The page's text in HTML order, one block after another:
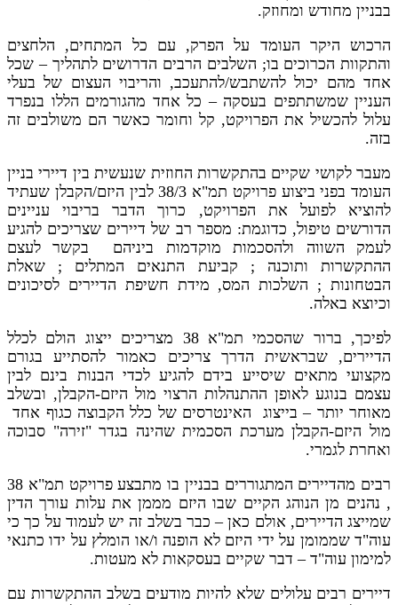
בבניין מחודש ומחוזק.
הרכוש היקר העומד על הפרק, עם כל המתחים, הלחצים
והתקוות הכרוכים בו; השלבים הרבים הדרושים לתהליך – שכל
אחד מהם יכול להשתבש/להתעכב, והריבוי העצום של בעלי
העניין שמשתתפים בעסקה – כל אחד מהגורמים הללו בנפרד
עלול להכשיל את הפרויקט, קל וחומר כאשר הם משולבים זה
בזה.
מעבר לקושי שקיים בהתקשרות החוזית שנעשית בין דיירי בניין
העומד בפני ביצוע פרויקט תמ"א 38/3 לבין היזם/הקבלן שעתיד
להוציא לפועל את הפרויקט, כרוך הדבר בריבוי עניינים
הדורשים טיפול, כדוגמת: מספר רב של דיירים שצריכים להגיע
לעמק השווה ולהסכמות מוקדמות ביניהם בקשר לעצם
ההתקשרות ותוכנה ; קביעת התנאים המתלים ; שאלת
הבטחונות ; השלכות המס, מידת חשיפת הדיירים לסיכונים
וכיוצא באלה.
לפיכך, ברור שהסכמי תמ"א 38 מצריכים ייצוג הולם לכלל
הדיירים, שבראשית הדרך צריכים כאמור להסתייע בגורם
מקצועי מתאים שיסייע בידם להגיע לכדי הבנות בינם לבין
עצמם בנוגע לאופן ההתנהלות הרצוי מול היזם-הקבלן, ובשלב
מאוחר יותר – בייצוג האינטרסים של כלל הקבוצה כגוף אחד
מול היזם-הקבלן מערכת הסכמית שהינה בגדר "זירה" סבוכה
ואחרת לגמרי.
רבים מהדיירים המתגוררים בבניין בו מתבצע פרויקט תמ"א 38
, נהנים מן הנוהג הקיים שבו היזם מממן את עלות עורך הדין
שמייצג הדיירים, אולם כאן – כבר בשלב זה יש לעמוד על כך כי
עוה"ד שממומן על ידי היזם לא הופנה ו/או הומלץ על ידו כתנאי
למימון עוה"ד – דבר שקיים בעסקאות לא מעטות.
דיירים רבים עלולים שלא להיות מודעים בשלב ההתקשרות עם